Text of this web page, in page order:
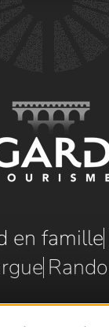
en famille